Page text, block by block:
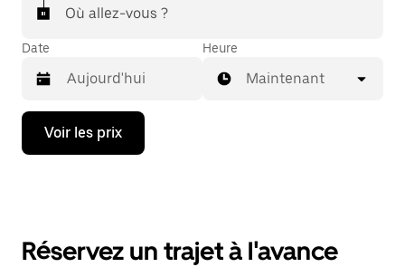
Où allez-vous ?
Date
Appuyez
la
ouvrir
Heure
Maintenant
Voir les prix
Réservez un trajet à l'avance